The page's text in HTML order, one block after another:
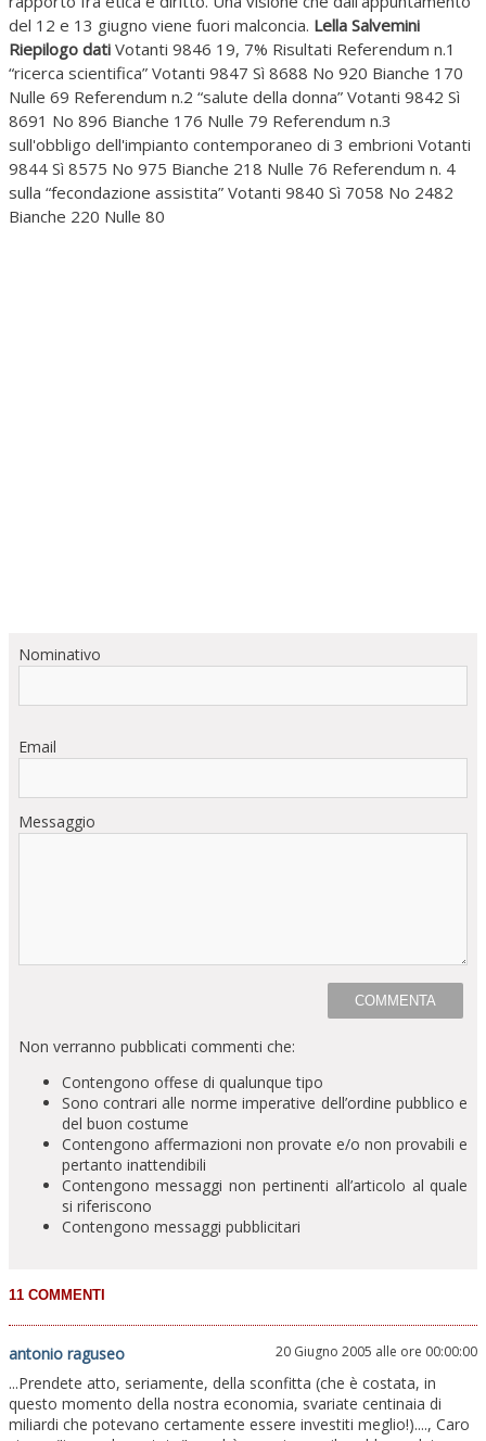
del 12 e 13 giugno viene fuori malconcia. Lella Salvemini
Riepilogo dati Votanti 9846 19, 7% Risultati Referendum n.1
“ricerca scientifica” Votanti 9847 Sì 8688 No 920 Bianche 170
Nulle 69 Referendum n.2 “salute della donna” Votanti 9842 Sì
8691 No 896 Bianche 176 Nulle 79 Referendum n.3
sull'obbligo dell'impianto contemporaneo di 3 embrioni Votanti
9844 Sì 8575 No 975 Bianche 218 Nulle 76 Referendum n. 4
sulla “fecondazione assistita” Votanti 9840 Sì 7058 No 2482
Bianche 220 Nulle 80
Nominativo
Email
Messaggio
Non verranno pubblicati commenti che:
Contengono offese di qualunque tipo
Sono contrari alle norme imperative dell’ordine pubblico e
del buon costume
Contengono affermazioni non provate e/o non provabili e
pertanto inattendibili
Contengono messaggi non pertinenti all’articolo al quale
si riferiscono
Contengono messaggi pubblicitari
antonio raguseo 20 Giugno 2005 alle ore 00:00:00
...Prendete atto, seriamente, della sconfitta (che è costata, in
questo momento della nostra economia, svariate centinaia di
miliardi che potevano certamente essere investiti meglio!)...., Caro